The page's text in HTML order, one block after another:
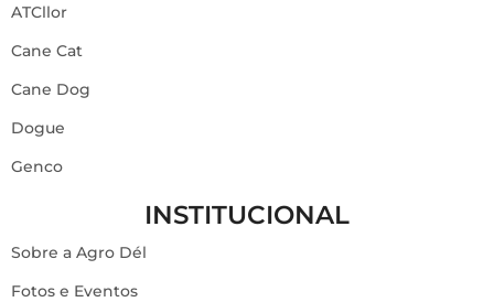
ATCllor
Cane Cat
Cane Dog
Dogue
Genco
INSTITUCIONAL
Sobre a Agro Dél
Fotos e Eventos